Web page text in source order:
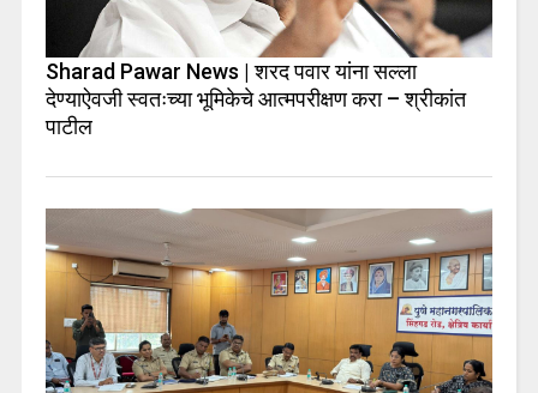
Sharad Pawar News | शरद पवार यांना सल्ला
देण्याऐवजी स्वतःच्या भूमिकेचे आत्मपरीक्षण करा – श्रीकांत
पाटील